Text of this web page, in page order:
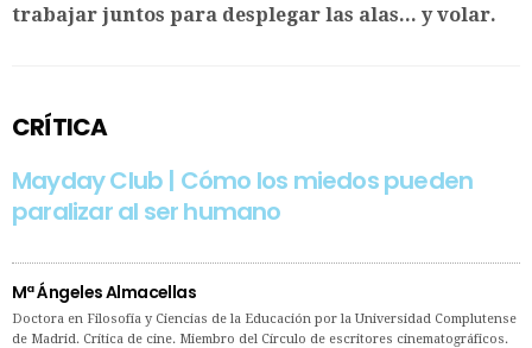
trabajar juntos para desplegar las alas... y volar.
CRÍTICA
Mayday Club | Cómo los miedos pueden
paralizar al ser humano
Mª Ángeles Almacellas
Doctora en Filosofía y Ciencias de la Educación por la Universidad Complutense
de Madrid. Crítica de cine. Miembro del Círculo de escritores cinematográficos.